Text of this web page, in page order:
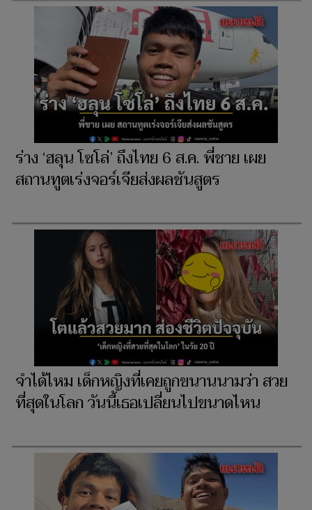
ร่าง ‘ฮลุน โซโล่’ ถึงไทย 6 ส.ค. พี่ชาย เผย
สถานทูตเร่งจอร์เจียส่งผลชันสูตร
จำได้ไหม เด็กหญิงที่เคยถูกขนานนามว่า สวย
ที่สุดในโลก วันนี้เธอเปลี่ยนไปขนาดไหน